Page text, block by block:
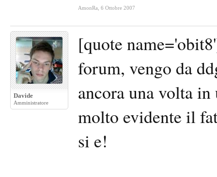
AmonRa 6 Ottobre 2007
Davide
Amministratore
[quote
forum, vengo da
ancora una volta
molto evidente il
si e!